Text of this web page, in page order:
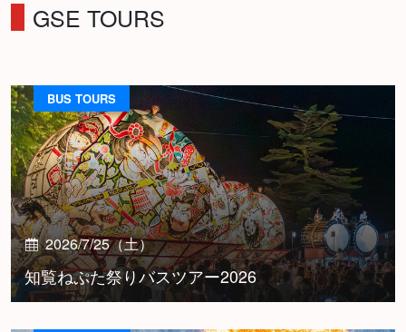
GSE TOURS
2026/7/25（土）
知覧ねぷた祭りバスツアー2026
BUS TOURS